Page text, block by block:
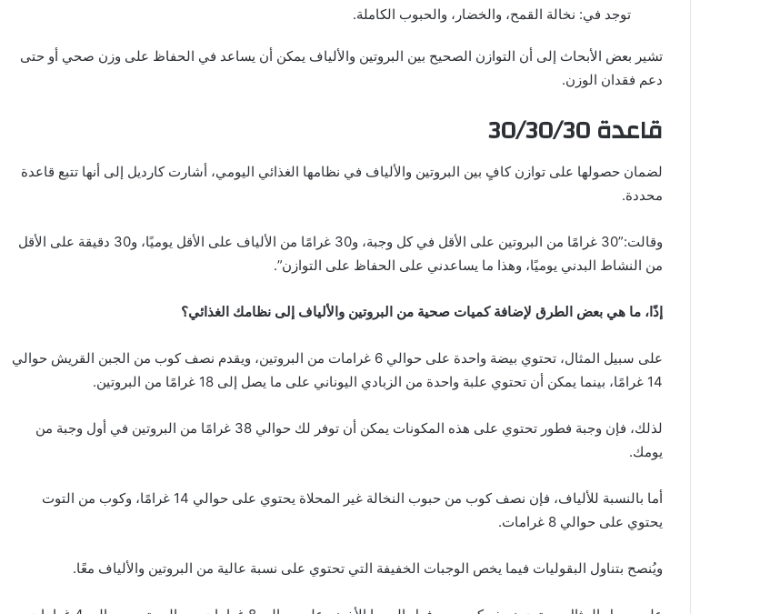
توجد في: نخالة القمح، والخضار، والحبوب الكاملة.
تشير بعض الأبحاث إلى أن التوازن الصحيح بين البروتين والألياف يمكن أن يساعد في الحفاظ على وزن صحي أو حتى
دعم فقدان الوزن.
قاعدة 30/30/30
لضمان حصولها على توازن كافٍ بين البروتين والألياف في نظامها الغذائي اليومي، أشارت كارديل إلى أنها تتبع قاعدة
محددة.
وقالت:”30 غرامًا من البروتين على الأقل في كل وجبة، و30 غرامًا من الألياف على الأقل يوميًا، و30 دقيقة على الأقل
من النشاط البدني يوميًا، وهذا ما يساعدني على الحفاظ على التوازن”.
إذًا، ما هي بعض الطرق لإضافة كميات صحية من البروتين والألياف إلى نظامك الغذائي؟
على سبيل المثال، تحتوي بيضة واحدة على حوالي 6 غرامات من البروتين، ويقدم نصف كوب من الجبن القريش حوالي
14 غرامًا، بينما يمكن أن تحتوي علبة واحدة من الزبادي اليوناني على ما يصل إلى 18 غرامًا من البروتين.
لذلك، فإن وجبة فطور تحتوي على هذه المكونات يمكن أن توفر لك حوالي 38 غرامًا من البروتين في أول وجبة من
يومك.
أما بالنسبة للألياف، فإن نصف كوب من حبوب النخالة غير المحلاة يحتوي على حوالي 14 غرامًا، وكوب من التوت
يحتوي على حوالي 8 غرامات.
ويُنصح بتناول البقوليات فيما يخص الوجبات الخفيفة التي تحتوي على نسبة عالية من البروتين والألياف معًا.